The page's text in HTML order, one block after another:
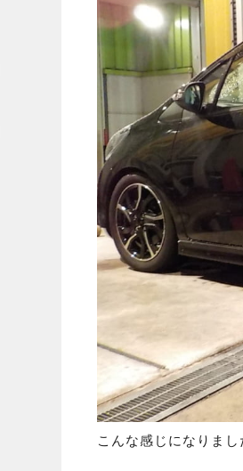
こんな感じになりま